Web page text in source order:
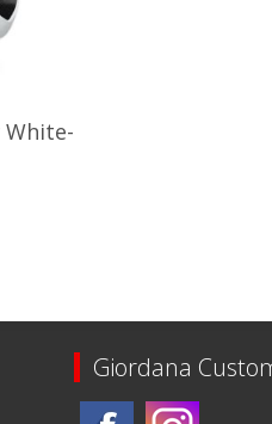
5 stuks
Giordana